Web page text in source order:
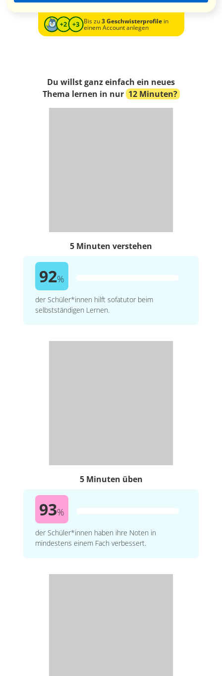
Bis zu3 Geschwisterprofilein
einem Account anlegen
Du willst ganz einfach ein neues
Thema lernen in nur 12 Minuten?
5 Minuten verstehen
92%
der Schüler*innen hilft sofatutor beim
selbstständigen Lernen.
5 Minuten üben
93%
der Schüler*innen haben ihre Noten in
mindestens einem Fach verbessert.